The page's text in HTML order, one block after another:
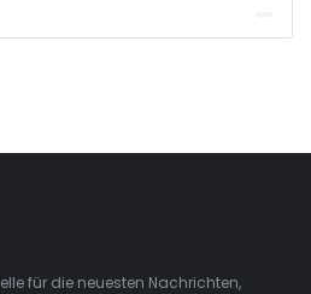
für die neuesten Nachrichten,